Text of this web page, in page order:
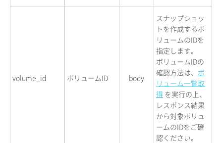
volume_id ボリュームID body
スナップショッ
トを作成するボ
リュームのIDを
指定します。
ボリュームIDの
確認方法は、 ボ
リューム一覧取
得 を実行の上、
レスポンス結果
から対象ボリュ
ームのIDをご確
認ください。